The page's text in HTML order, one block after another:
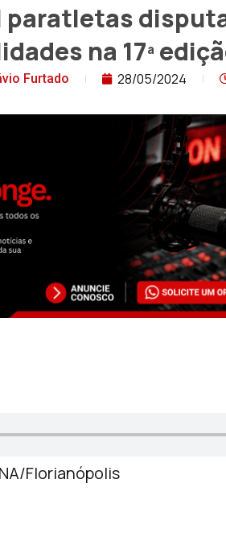
paratletas
na 17ª
Furtado 28/05/2024
Florianópolis